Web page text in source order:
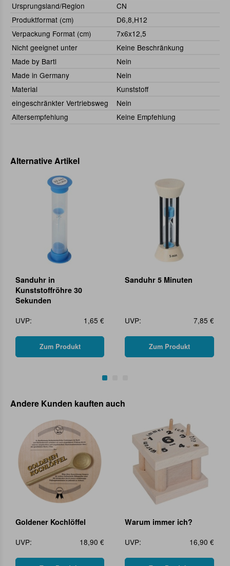
Ursprungsland/Region
CN
Produktformat (cm)
D6,8,H12
Verpackung Format (cm)
7x6x12,5
Nicht geeignet unter
Keine Beschränkung
Made by Bartl
Nein
Made in Germany
Nein
Material
Kunststoff
eingeschränkter Vertriebsweg
Nein
Altersempfehlung
Keine Empfehlung
Alternative Artikel
Sanduhr in
Kunststoffröhre 30
Sekunden
UVP:
1,65 €
Zum Produkt
Sanduhr 5 Minuten
UVP: 7,85 €
Zum Produkt
Andere Kunden kauften auch
Goldener Kochlöffel
UVP:
18,90 €
Warum immer ich?
UVP:
16,90 €